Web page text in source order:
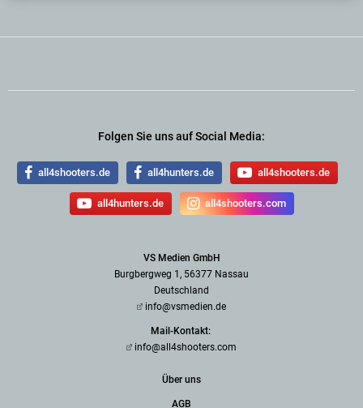
Folgen Sie uns auf Social Media:
all4shooters.de all4hunters.de all4shooters.de
all4hunters.de all4shooters.com
VS Medien GmbH
Burgbergweg 1, 56377 Nassau
Deutschland
info@vsmedien.de
Mail-Kontakt:
info@all4shooters.com
Über uns
AGB